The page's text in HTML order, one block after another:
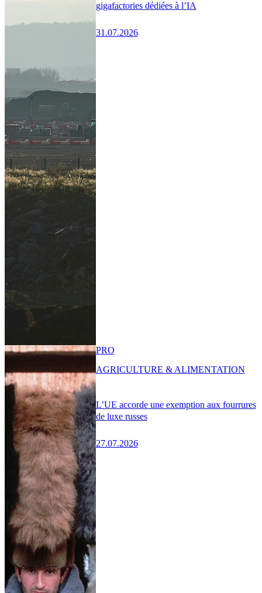
gigafactories dédiées à l’IA
31.07.2026
L’UE accorde une exemption aux fourrures
de luxe russes
27.07.2026
PRO
AGRICULTURE & ALIMENTATION